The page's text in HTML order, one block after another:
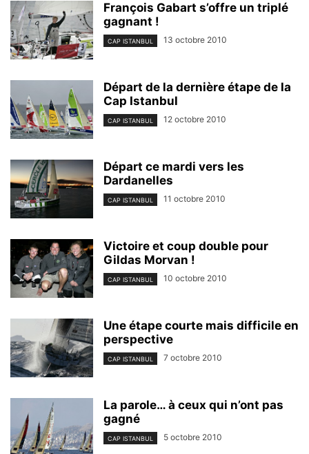
François Gabart s’offre un triplé
gagnant !
CAP ISTANBUL 13 octobre 2010
Départ de la dernière étape de la
Cap Istanbul
CAP ISTANBUL 12 octobre 2010
Départ ce mardi vers les
Dardanelles
CAP ISTANBUL 11 octobre 2010
Victoire et coup double pour
Gildas Morvan !
CAP ISTANBUL 10 octobre 2010
Une étape courte mais difficile en
perspective
CAP ISTANBUL 7 octobre 2010
La parole… à ceux qui n’ont pas
gagné
CAP ISTANBUL 5 octobre 2010